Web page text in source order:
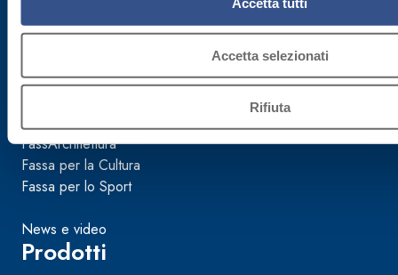
Accetta selezionati
Rifiuta
Sostenibilità
FassAcademy
FassArchitettura
Fassa per la Cultura
Fassa per lo Sport
News e video
Prodotti